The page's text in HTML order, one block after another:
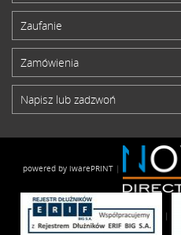
Zaufanie
Zamówienia
Napisz lub zadzwoń
powered by iwarePRINT|
|